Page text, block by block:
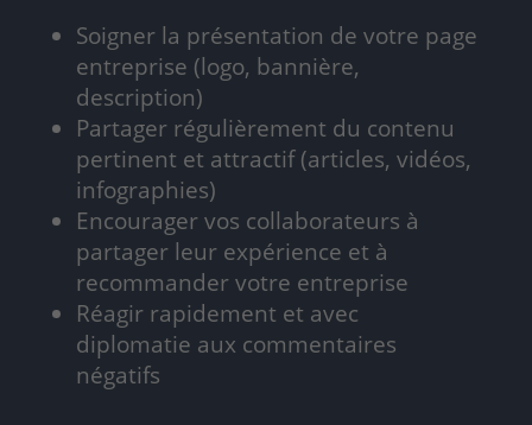
Soigner la présentation de votre page
entreprise (logo, bannière,
description)
Partager régulièrement du contenu
pertinent et attractif (articles, vidéos,
infographies)
Encourager vos collaborateurs à
partager leur expérience et à
recommander votre entreprise
Réagir rapidement et avec
diplomatie aux commentaires
négatifs